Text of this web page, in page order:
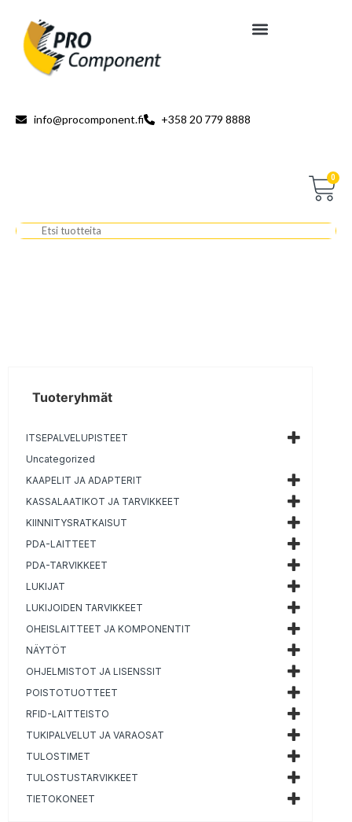
info@procomponent.fi +358 20 779 8888
0
Tuoteryhmät
ITSEPALVELUPISTEET
Uncategorized
KAAPELIT JA ADAPTERIT
KASSALAATIKOT JA TARVIKKEET
KIINNITYSRATKAISUT
PDA-LAITTEET
PDA-TARVIKKEET
LUKIJAT
LUKIJOIDEN TARVIKKEET
OHEISLAITTEET JA KOMPONENTIT
NÄYTÖT
OHJELMISTOT JA LISENSSIT
POISTOTUOTTEET
RFID-LAITTEISTO
TUKIPALVELUT JA VARAOSAT
TULOSTIMET
TULOSTUSTARVIKKEET
TIETOKONEET